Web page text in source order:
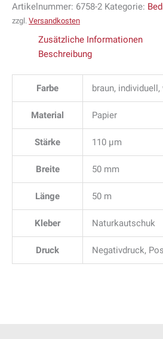
Artikelnummer: 6758-2 Kategorie:
zzgl. Versandkosten
Zusätzliche Informationen
Beschreibung
Farbe braun, individuell,
Material Papier
Stärke 110 µm
Breite 50 mm
Länge 50 m
Kleber Naturkautschuk
Druck Negativdruck,